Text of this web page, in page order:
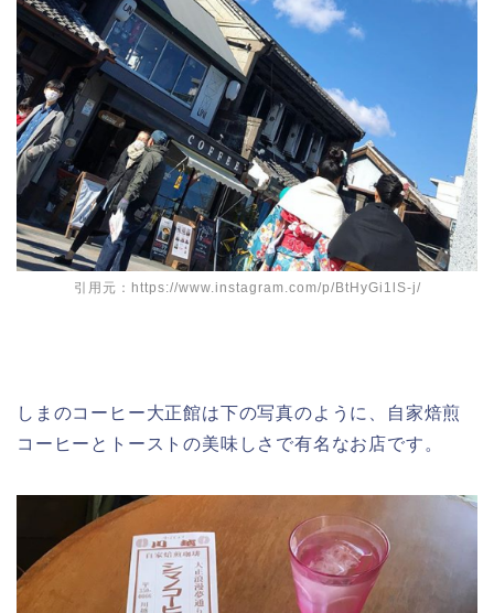
引用元：https://www.instagram.com/p/BtHyGi1lS-j/
しまのコーヒー大正館は下の写真のように、自家焙煎
コーヒーとトーストの美味しさで有名なお店です。